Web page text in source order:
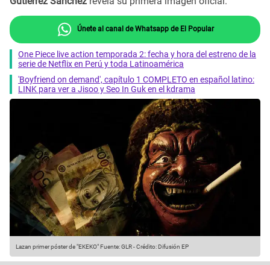
Únete al canal de Whatsapp de El Popular
One Piece live action temporada 2: fecha y hora del estreno de la
serie de Netflix en Perú y toda Latinoamérica
'Boyfriend on demand', capítulo 1 COMPLETO en español latino:
LINK para ver a Jisoo y Seo In Guk en el kdrama
Lazan primer póster de "EKEKO"Fuente: GLR-Crédito: Difusión EP